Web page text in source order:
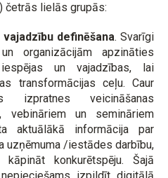
četrās lielās grupās:
definēšana. Svarīgi
organizācijām apzināties
un vajadzības, lai
transformācijas ceļu. Caur
izpratnes veicināšanas
vebināriem un semināriem
aktuālākā informācija par
uzņēmuma /iestādes darbību,
konkurētspēju. Šajā